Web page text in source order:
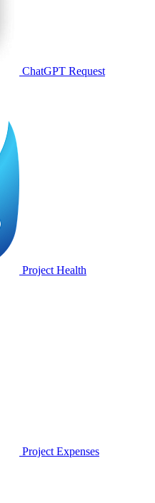
ChatGPT Request
Project Health
Project Expenses